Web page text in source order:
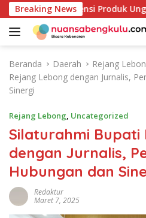
a
Breaking News
Petakan Potensi Produk
Beranda Daerah Rejang
Rejang Lebong dengan Jurnalis,
Sinergi
Rejang Lebong, Uncategorized
Silaturahmi Bupati
dengan Jurnalis,
Hubungan dan
Redaktur
Maret 7, 2025